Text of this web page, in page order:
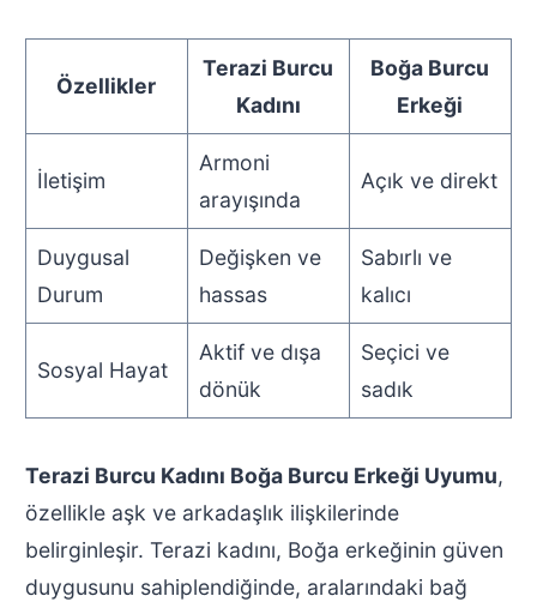
Özellikler
Terazi Burcu
Kadını
Boğa Burcu
Erkeği
İletişim
Armoni
arayışında
Açık ve direkt
Duygusal
Durum
Değişken ve
hassas
Sabırlı ve
kalıcı
Sosyal Hayat
Aktif ve dışa
dönük
Seçici ve
sadık
Terazi Burcu Kadını Boğa Burcu Erkeği Uyumu,
özellikle aşk ve arkadaşlık ilişkilerinde
belirginleşir. Terazi kadını, Boğa erkeğinin güven
duygusunu sahiplendiğinde, aralarındaki bağ